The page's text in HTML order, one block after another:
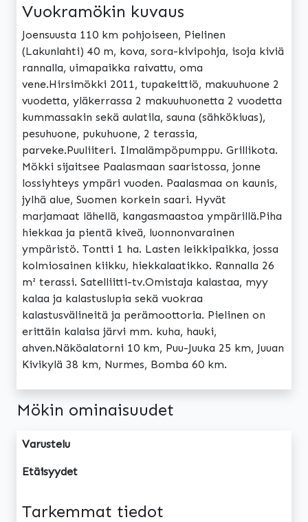
Vuokramökin kuvaus
Joensuusta 110 km pohjoiseen, Pielinen
(Lakunlahti) 40 m, kova, sora-kivipohja, isoja kiviä
rannalla, uimapaikka raivattu, oma
vene.Hirsimökki 2011, tupakeittiö, makuuhuone 2
vuodetta, yläkerrassa 2 makuuhuonetta 2 vuodetta
kummassakin sekä aulatila, sauna (sähkökiuas),
pesuhuone, pukuhuone, 2 terassia,
parveke.Puuliiteri. Ilmalämpöpumppu. Grillikota.
Mökki sijaitsee Paalasmaan saaristossa, jonne
lossiyhteys ympäri vuoden. Paalasmaa on kaunis,
jylhä alue, Suomen korkein saari. Hyvät
marjamaat lähellä, kangasmaastoa ympärillä.Piha
hiekkaa ja pientä kiveä, luonnonvarainen
ympäristö. Tontti 1 ha. Lasten leikkipaikka, jossa
kolmiosainen kiikku, hiekkalaatikko. Rannalla 26
m² terassi. Satelliitti-tv.Omistaja kalastaa, myy
kalaa ja kalastuslupia sekä vuokraa
kalastusvälineitä ja perämoottoria. Pielinen on
erittäin kalaisa järvi mm. kuha, hauki,
ahven.Näköalatorni 10 km, Puu-Juuka 25 km, Juuan
Kivikylä 38 km, Nurmes, Bomba 60 km.
Mökin ominaisuudet
Varustelu
Etäisyydet
Tarkemmat tiedot